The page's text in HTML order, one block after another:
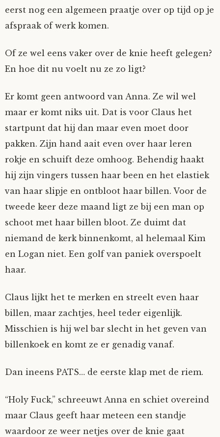
eerst nog een algemeen praatje over op tijd op je
afspraak of werk komen.
Of ze wel eens vaker over de knie heeft gelegen?
En hoe dit nu voelt nu ze zo ligt?
Er komt geen antwoord van Anna. Ze wil wel
maar er komt niks uit. Dat is voor Claus het
startpunt dat hij dan maar even moet door
pakken. Zijn hand aait even over haar leren
rokje en schuift deze omhoog. Behendig haakt
hij zijn vingers tussen haar been en het elastiek
van haar slipje en ontbloot haar billen. Voor de
tweede keer deze maand ligt ze bij een man op
schoot met haar billen bloot. Ze duimt dat
niemand de kerk binnenkomt, al helemaal Kim
en Logan niet. Een golf van paniek overspoelt
haar.
Claus lijkt het te merken en streelt even haar
billen, maar zachtjes, heel teder eigenlijk.
Misschien is hij wel bar slecht in het geven van
billenkoek en komt ze er genadig vanaf.
Dan ineens PATS… de eerste klap met de riem.
“Holy Fuck,” schreeuwt Anna en schiet overeind
maar Claus geeft haar meteen een standje
waardoor ze weer netjes over de knie gaat